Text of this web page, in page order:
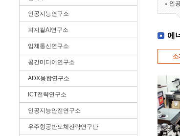
인공지능연구소
피지컬AI연구소
입체통신연구소
공간미디어연구소
ADX융합연구소
ICT전략연구소
인공지능안전연구소
우주항공반도체전략연구단
인
에
소